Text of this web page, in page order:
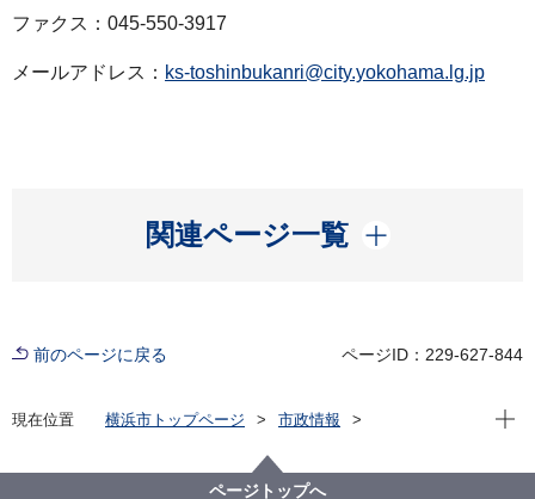
ファクス：045-550-3917
メールアドレス： ks-toshinbukanri@city.yokohama.lg.jp
関連ページ一覧
開く
前のページに戻る ページID：229-627-844
現在位置 横浜市トップページ
市政情報
「大通り公園（１区～３区）パークマネジメントプラ
現在
ページトップへ